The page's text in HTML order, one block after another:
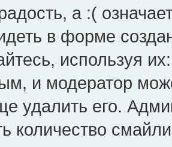
а :(
в форме
используя
и модератор
удалить его.
количество